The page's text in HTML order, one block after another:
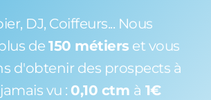
DJ, Coiffeurs... Nous
de 150 métiers et vous
d'obtenir des prospects à
vu : 0,10 ctm à 1€